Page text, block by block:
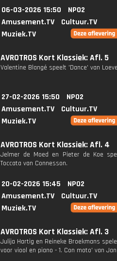
06-03-2026 15:50
NPO2
Amusement.TV
Cultuur.TV
Muziek.TV
AVROTROS Kort Klassiek: Afl. 5
Valentine Blangé speelt 'Dance' van
27-02-2026 15:50
NPO2
Amusement.TV
Cultuur.TV
Muziek.TV
AVROTROS Kort Klassiek: Afl. 4
Jelmer de Moed en Pieter de Koe
Toccata van Connesson.
20-02-2026 15:45
NPO2
Amusement.TV
Cultuur.TV
Muziek.TV
AVROTROS Kort Klassiek: Afl. 3
Julija Hartig en Reineke Broekmans
voor viool en piano - 1. Con moto' van